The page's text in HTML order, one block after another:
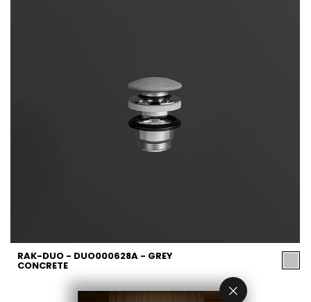
RAK-DUO - DUO000628A - GREY
CONCRETE